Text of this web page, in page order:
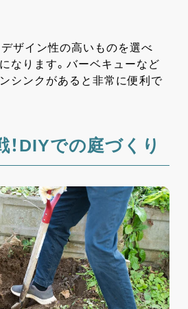
ザイン性の高いものを選べ
なります。バーベキューなど
シンクがあると非常に便利で
DIYでの庭づくり